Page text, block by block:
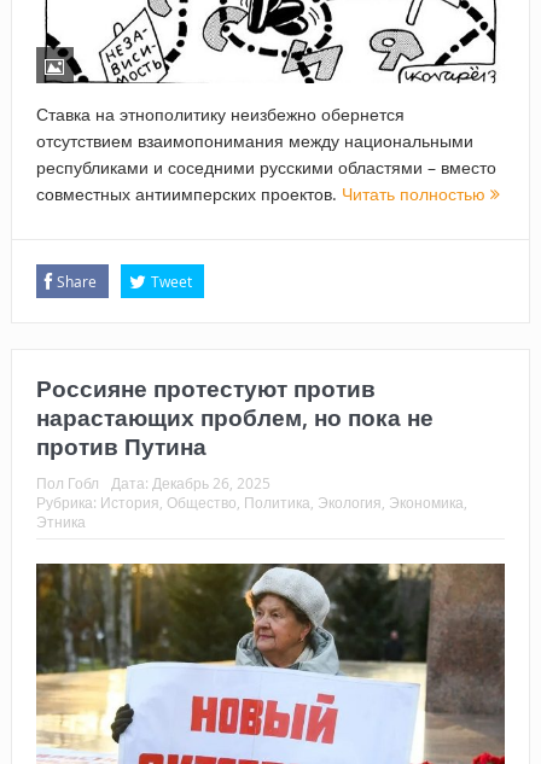
Ставка на этнополитику неизбежно обернется
отсутствием взаимопонимания между национальными
республиками и соседними русскими областями – вместо
совместных антиимперских проектов. Читать полностью
Share Tweet
Россияне протестуют против
нарастающих проблем, но пока не
против Путина
Пол Гобл Дата: Декабрь 26, 2025
Рубрика: История, Общество, Политика, Экология, Экономика,
Этника